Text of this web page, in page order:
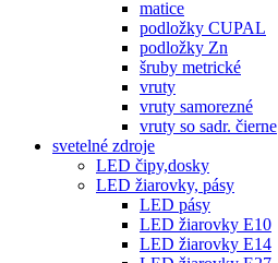
matice
podložky CUPAL
podložky Zn
šruby metrické
vruty
vruty samorezné
vruty so sadr. čierne
svetelné zdroje
LED čipy,dosky
LED žiarovky, pásy
LED pásy
LED žiarovky E10
LED žiarovky E14